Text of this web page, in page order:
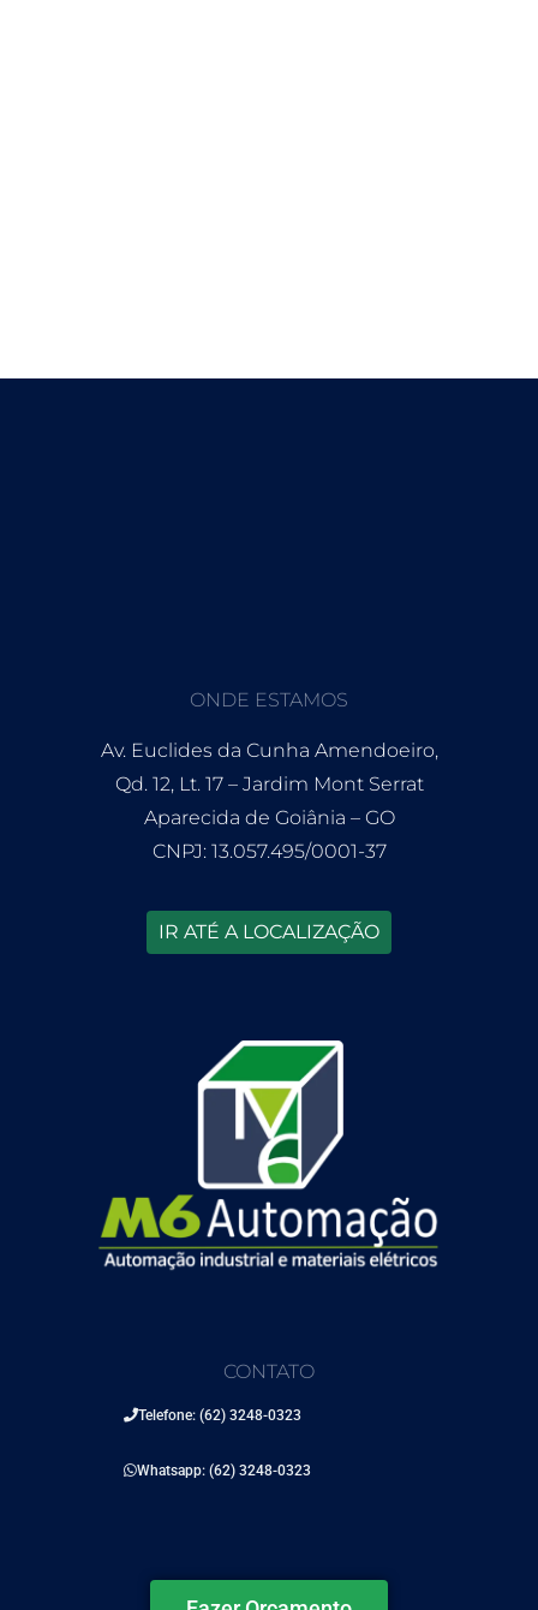
ONDE ESTAMOS
Av. Euclides da Cunha Amendoeiro,
Qd. 12, Lt. 17 – Jardim Mont Serrat
Aparecida de Goiânia – GO
CNPJ: 13.057.495/0001-37
IR ATÉ A LOCALIZAÇÃO
CONTATO
Telefone: (62) 3248-0323
Whatsapp: (62) 3248-0323